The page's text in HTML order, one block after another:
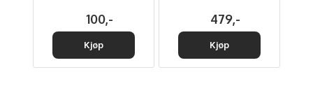
100,-
Kjøp
479,-
Kjøp